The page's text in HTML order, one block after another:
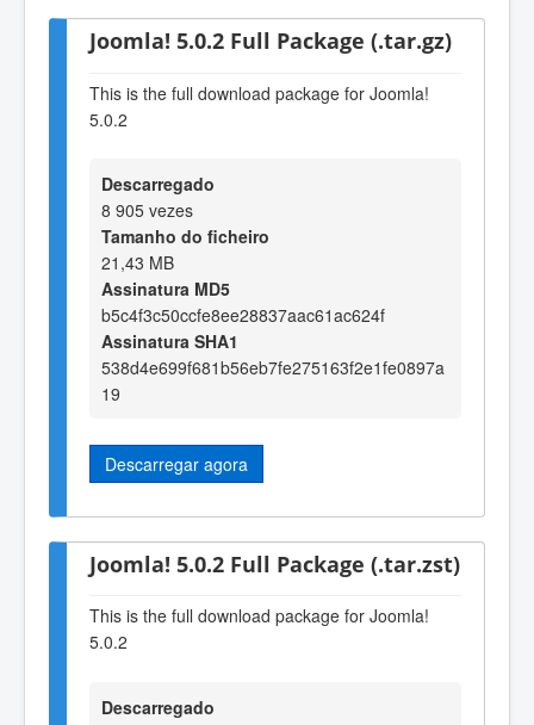
Joomla! 5.0.2 Full Package (.tar.gz)
This is the full download package for Joomla!
5.0.2
Descarregado
8 905 vezes
Tamanho do ficheiro
21,43 MB
Assinatura MD5
b5c4f3c50ccfe8ee28837aac61ac624f
Assinatura SHA1
538d4e699f681b56eb7fe275163f2e1fe0897a
19
Descarregar agora
Joomla! 5.0.2 Full Package (.tar.zst)
This is the full download package for Joomla!
5.0.2
Descarregado